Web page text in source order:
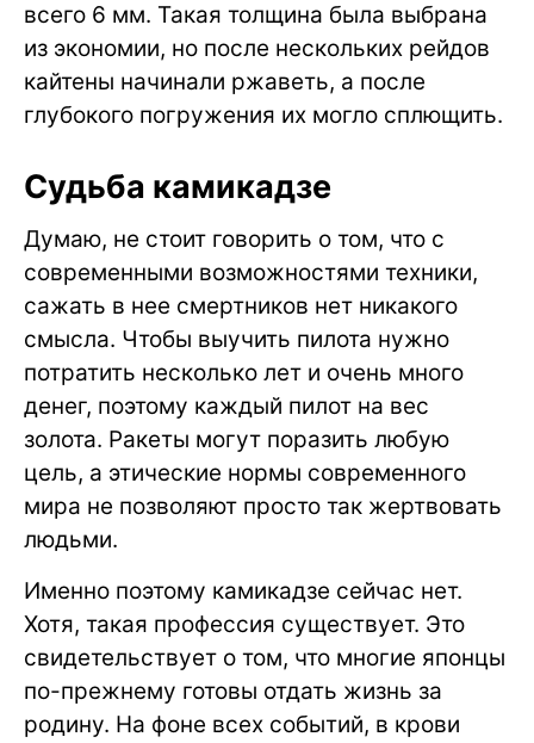
всего 6 мм. Такая толщина была выбрана
из экономии, но после нескольких рейдов
кайтены начинали ржаветь, а после
глубокого погружения их могло сплющить.
Судьба камикадзе
Думаю, не стоит говорить о том, что с
современными возможностями техники,
сажать в нее смертников нет никакого
смысла. Чтобы выучить пилота нужно
потратить несколько лет и очень много
денег, поэтому каждый пилот на вес
золота. Ракеты могут поразить любую
цель, а этические нормы современного
мира не позволяют просто так жертвовать
людьми.
Именно поэтому камикадзе сейчас нет.
Хотя, такая профессия существует. Это
свидетельствует о том, что многие японцы
по-прежнему готовы отдать жизнь за
родину. На фоне всех событий, в крови